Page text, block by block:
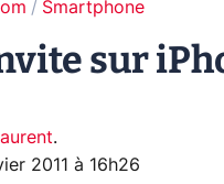
Smartphone
sur
.
2011 à 16h26